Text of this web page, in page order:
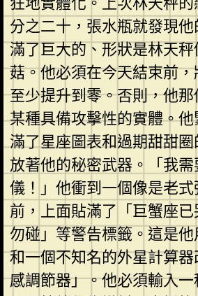
分之二十，張水瓶就發現
滿了巨大的、形狀是林天
菇。他必須在今天結束前
至少提升到零。否則，他
某種具備攻擊性的實體。
滿了星座圖表和過期甜甜
放著他的秘密武器。「我
儀！」他衝到一個像是老
前，上面貼滿了「巨蟹座
勿碰」等警告標籤。這是
和一個不知名的外星計算
感調節器」。他必須輸入